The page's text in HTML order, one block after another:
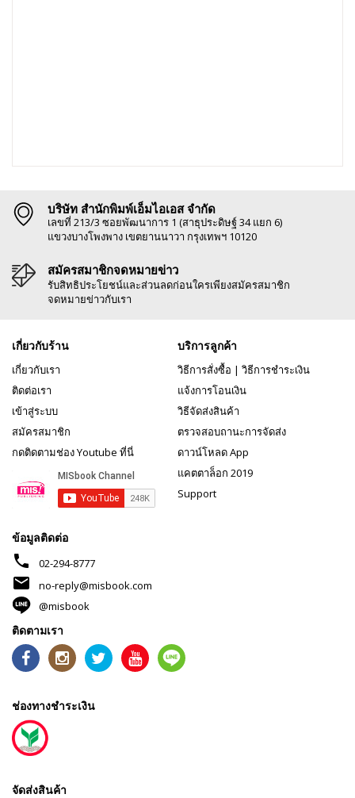
บริษัท สำนักพิมพ์เอ็มไอเอส จำกัด
เลขที่ 213/3 ซอยพัฒนาการ 1 (สาธุประดิษฐ์ 34 แยก 6)
แขวงบางโพงพาง เขตยานนาวา กรุงเทพฯ 10120
สมัครสมาชิกจดหมายข่าว
รับสิทธิประโยชน์และส่วนลดก่อนใครเพียงสมัครสมาชิก
จดหมายข่าวกับเรา
เกี่ยวกับร้าน
เกี่ยวกับเรา
ติดต่อเรา
เข้าสู่ระบบ
สมัครสมาชิก
กดติดตามช่อง Youtube ที่นี่
บริการลูกค้า
วิธีการสั่งซื้อ | วิธีการชำระเงิน
แจ้งการโอนเงิน
วิธีจัดส่งสินค้า
ตรวจสอบถานะการจัดส่ง
ดาวน์โหลด App
แคตตาล็อก 2019
Support
ข้อมูลติดต่อ
phone 02-294-8777
mail
no-reply@misbook.com
@misbook
ติดตามเรา
ช่องทางชำระเงิน
จัดส่งสินค้า